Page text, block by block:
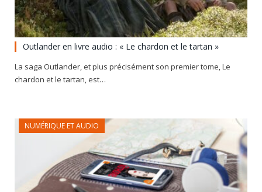
Outlander en livre audio : « Le chardon et le tartan »
La saga Outlander, et plus précisément son premier tome, Le
chardon et le tartan, est…
NUMÉRIQUE ET AUDIO